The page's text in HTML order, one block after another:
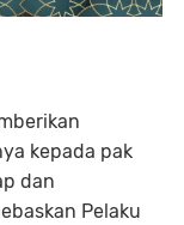
kepada pak
dan
Pelaku